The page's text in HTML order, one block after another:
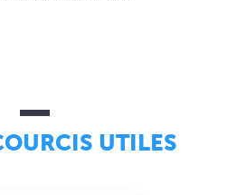
UTILES